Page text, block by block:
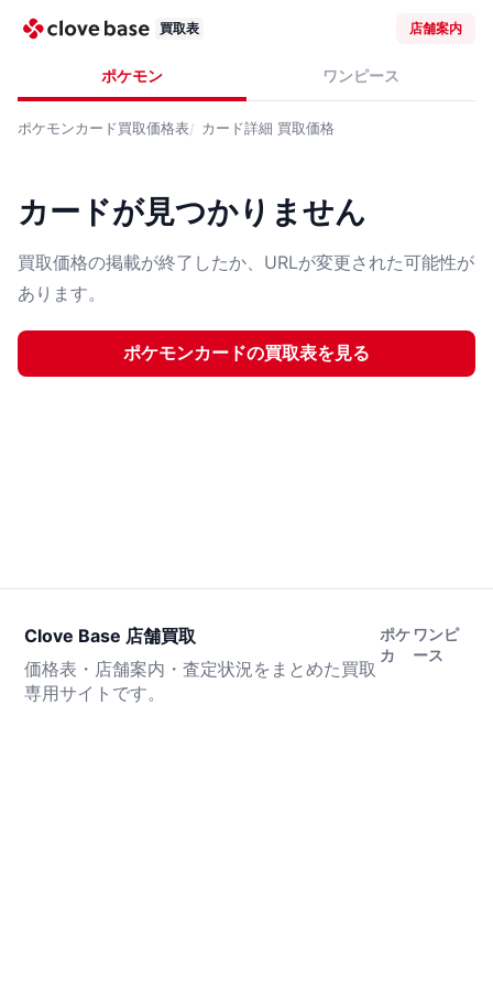
買取表 店舗案内
ポケモン ワンピース
ポケモンカード買取価格表 カード詳細 買取価格
カードが見つかりません
買取価格の掲載が終了したか、URLが変更された可能性が
あります。
ポケモンカードの買取表を見る
Clove Base 店舗買取
価格表・店舗案内・査定状況をまとめた買取
専用サイトです。
ポケ
カ
ワンピ
ース